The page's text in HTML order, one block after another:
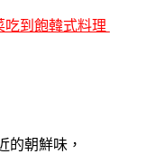
到飽韓式料理
的朝鮮味，